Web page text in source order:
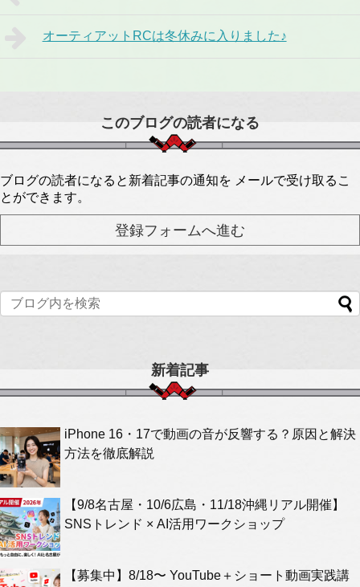
オーティアットRCは冬休みに入りました♪
このブログの読者になる
ブログの読者になると新着記事の通知を メールで受け取るこ
とができます。
新着記事
iPhone 16・17で動画の音が反響する？原因と解決
方法を徹底解説
【9/8名古屋・10/6広島・11/18沖縄リアル開催】
SNSトレンド × AI活用ワークショップ
【募集中】8/18〜 YouTube＋ショート動画実践講